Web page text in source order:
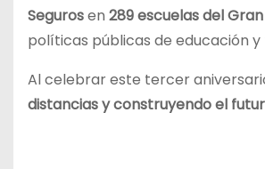
Segurosen 289 escuelas del
políticas públicas de educación
Al celebrar este tercer
distancias y construyendo el